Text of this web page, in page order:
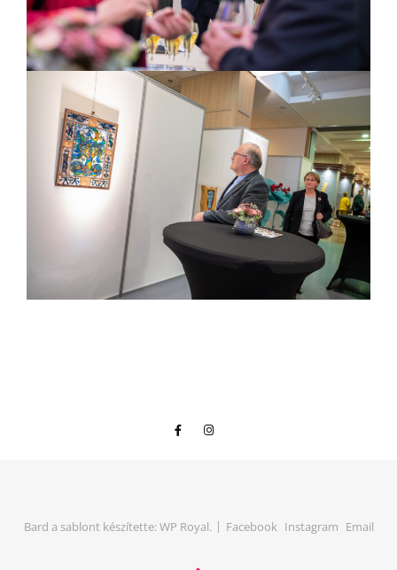
Bard a sablont készítette:WP Royal. Facebook Instagram Email